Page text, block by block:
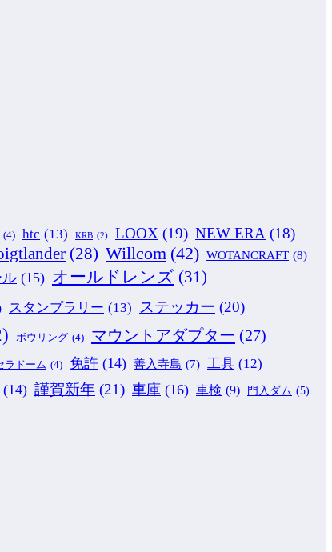
(4) htc (13) KRB (2) LOOX (19) NEW ERA (18)
(28) Willcom (42) WOTANCRAFT (8)
(15) オールドレンズ (31)
スタンプラリー (13) ステッカー (20)
ボウリング (4) マウントアダプター (27)
ラドーム (4) 免許 (14) 善入寺島 (7) 工具 (12)
(14) 謹賀新年 (21) 車庫 (16) 車検 (9) 門入ダム (5)